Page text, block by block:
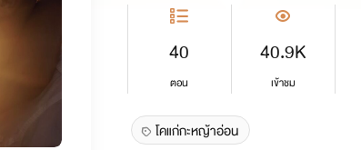
40
ตอน
40.9K
เข้าชม
โคแก่กะหญ้าอ่อน